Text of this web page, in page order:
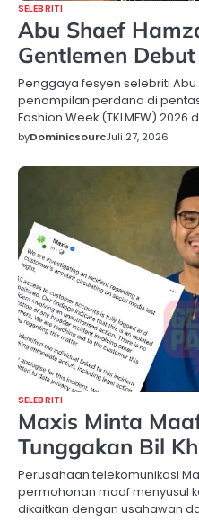
SELEBRITI
Abu Shaef
Gentlemen
Penggaya fesyen selebriti
penampilan perdana di pentas
Fashion Week (TKLMFW) 2026
byDominicsourcJuli 27, 2026
SELEBRITI
Maxis Minta
Tunggakan Bil
Perusahaan telekomunikasi
permohonan maaf menyusul
dikaitkan dengan usahawan